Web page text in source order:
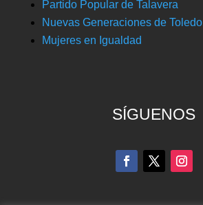
Partido Popular de Talavera
Nuevas Generaciones de Toledo
Mujeres en Igualdad
SÍGUENOS